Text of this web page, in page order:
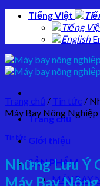
Skip
Tiếng Việt
Trang chủ
Giới thiệu
SẢN PHẨM
MÁY BAY
Trang chủ / Tin tức /
Máy Bay Nông Nghiệp
Tin tức
Những Lưu Ý
Máy Bay